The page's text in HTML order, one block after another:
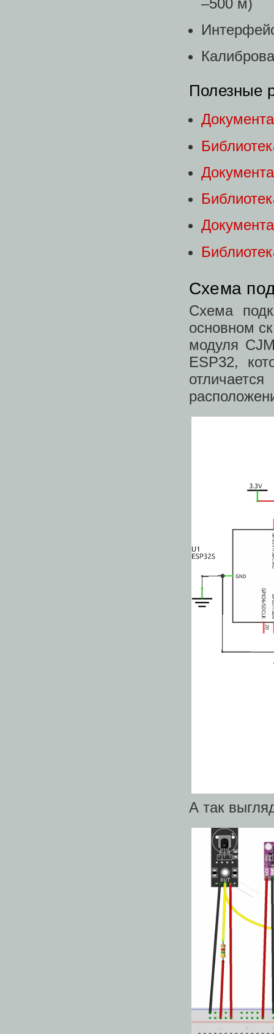
Полезные
Схема
Схема
основном
модуля
ESP32,
А так